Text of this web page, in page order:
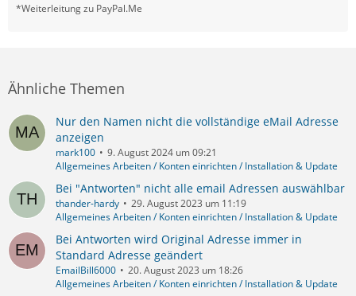
*Weiterleitung zu PayPal.Me
Ähnliche Themen
Nur den Namen nicht die vollständige eMail Adresse
anzeigen
mark100
9. August 2024 um 09:21
Allgemeines Arbeiten / Konten einrichten / Installation & Update
Bei "Antworten" nicht alle email Adressen auswählbar
thander-hardy
29. August 2023 um 11:19
Allgemeines Arbeiten / Konten einrichten / Installation & Update
Bei Antworten wird Original Adresse immer in
Standard Adresse geändert
EmailBill6000
20. August 2023 um 18:26
Allgemeines Arbeiten / Konten einrichten / Installation & Update